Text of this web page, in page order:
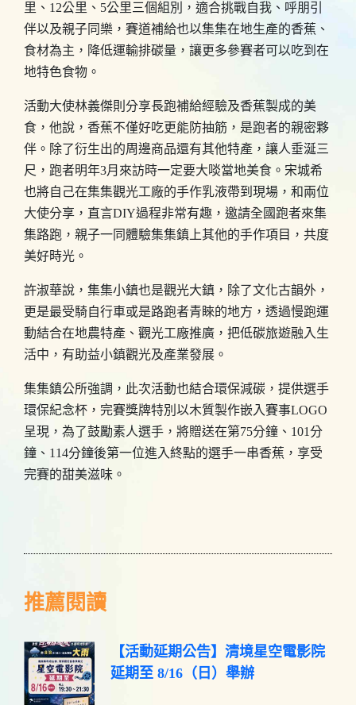
里、12公里、5公里三個組別，適合挑戰自我、呼朋引
伴以及親子同樂，賽道補給也以集集在地生產的香蕉、
食材為主，降低運輸排碳量，讓更多參賽者可以吃到在
地特色食物。
活動大使林義傑則分享長跑補給經驗及香蕉製成的美
食，他說，香蕉不僅好吃更能防抽筋，是跑者的親密夥
伴。除了衍生出的周邊商品還有其他特產，讓人垂涎三
尺，跑者明年3月來訪時一定要大啖當地美食。宋城希
也將自己在集集觀光工廠的手作乳液帶到現場，和兩位
大使分享，直言DIY過程非常有趣，邀請全國跑者來集
集路跑，親子一同體驗集集鎮上其他的手作項目，共度
美好時光。
許淑華說，集集小鎮也是觀光大鎮，除了文化古韻外，
更是最受騎自行車或是路跑者青睞的地方，透過慢跑運
動結合在地農特產、觀光工廠推廣，把低碳旅遊融入生
活中，有助益小鎮觀光及產業發展。
集集鎮公所強調，此次活動也結合環保減碳，提供選手
環保紀念杯，完賽獎牌特別以木質製作嵌入賽事LOGO
呈現，為了鼓勵素人選手，將贈送在第75分鐘、101分
鐘、114分鐘後第一位進入終點的選手一串香蕉，享受
完賽的甜美滋味。
推薦閱讀
【活動延期公告】清境星空電影院
延期至 8/16（日）舉辦